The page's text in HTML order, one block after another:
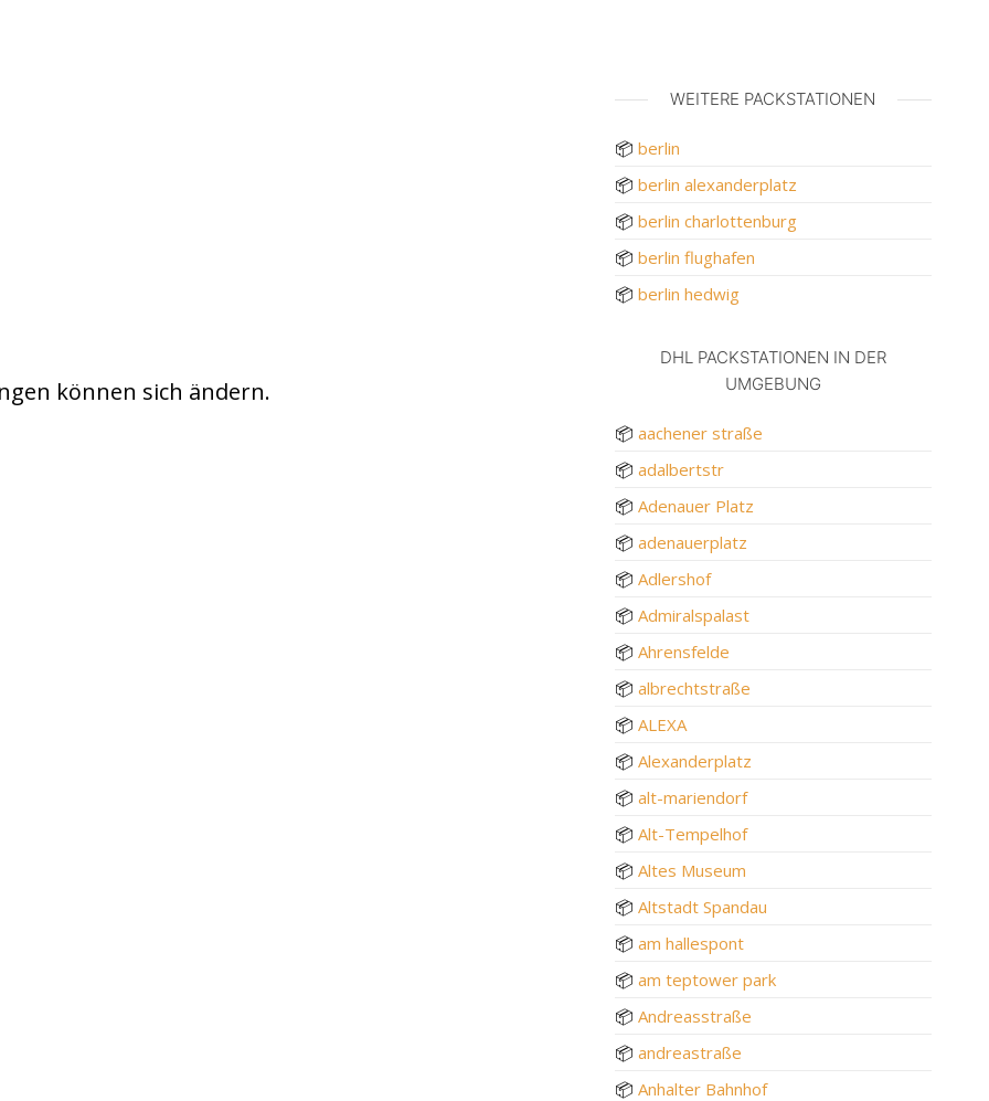
können sich ändern.
WEITERE PACKSTATIONEN
📦 berlin
📦 berlin alexanderplatz
📦 berlin charlottenburg
📦 berlin flughafen
📦 berlin hedwig
DHL PACKSTATIONEN IN DER
UMGEBUNG
📦 aachener straße
📦 adalbertstr
📦 Adenauer Platz
📦 adenauerplatz
📦 Adlershof
📦 Admiralspalast
📦 Ahrensfelde
📦 albrechtstraße
📦 ALEXA
📦 Alexanderplatz
📦 alt-mariendorf
📦 Alt-Tempelhof
📦 Altes Museum
📦 Altstadt Spandau
📦 am hallespont
📦 am teptower park
📦 Andreasstraße
📦 andreastraße
📦 Anhalter Bahnhof